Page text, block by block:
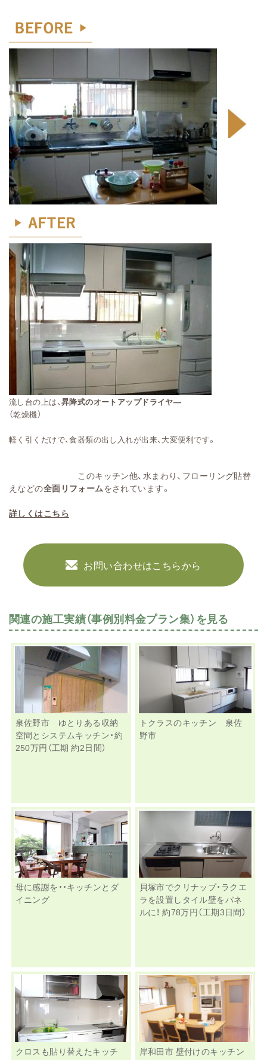
流し台の上は、昇降式のオートアップドライヤ―
（乾燥機）
軽く引くだけで、食器類の出し入れが出来、大変便利です。
このキッチン他、水まわり、フローリング貼替
えなどの全面リフォームをされています。
詳しくはこちら
お問い合わせはこちらから
関連の施工実績（事例別料金プラン集）を見る
泉佐野市 ゆとりある収納
空間とシステムキッチン・約
250万円（工期 約2日間）
トクラスのキッチン 泉佐
野市
母に感謝を・・キッチンとダ
イニング
貝塚市でクリナップ・ラクエ
ラを設置しタイル壁をパネ
ルに！ 約78万円（工期3日間）
クロスも貼り替えたキッチ
岸和田市 壁付けのキッチン